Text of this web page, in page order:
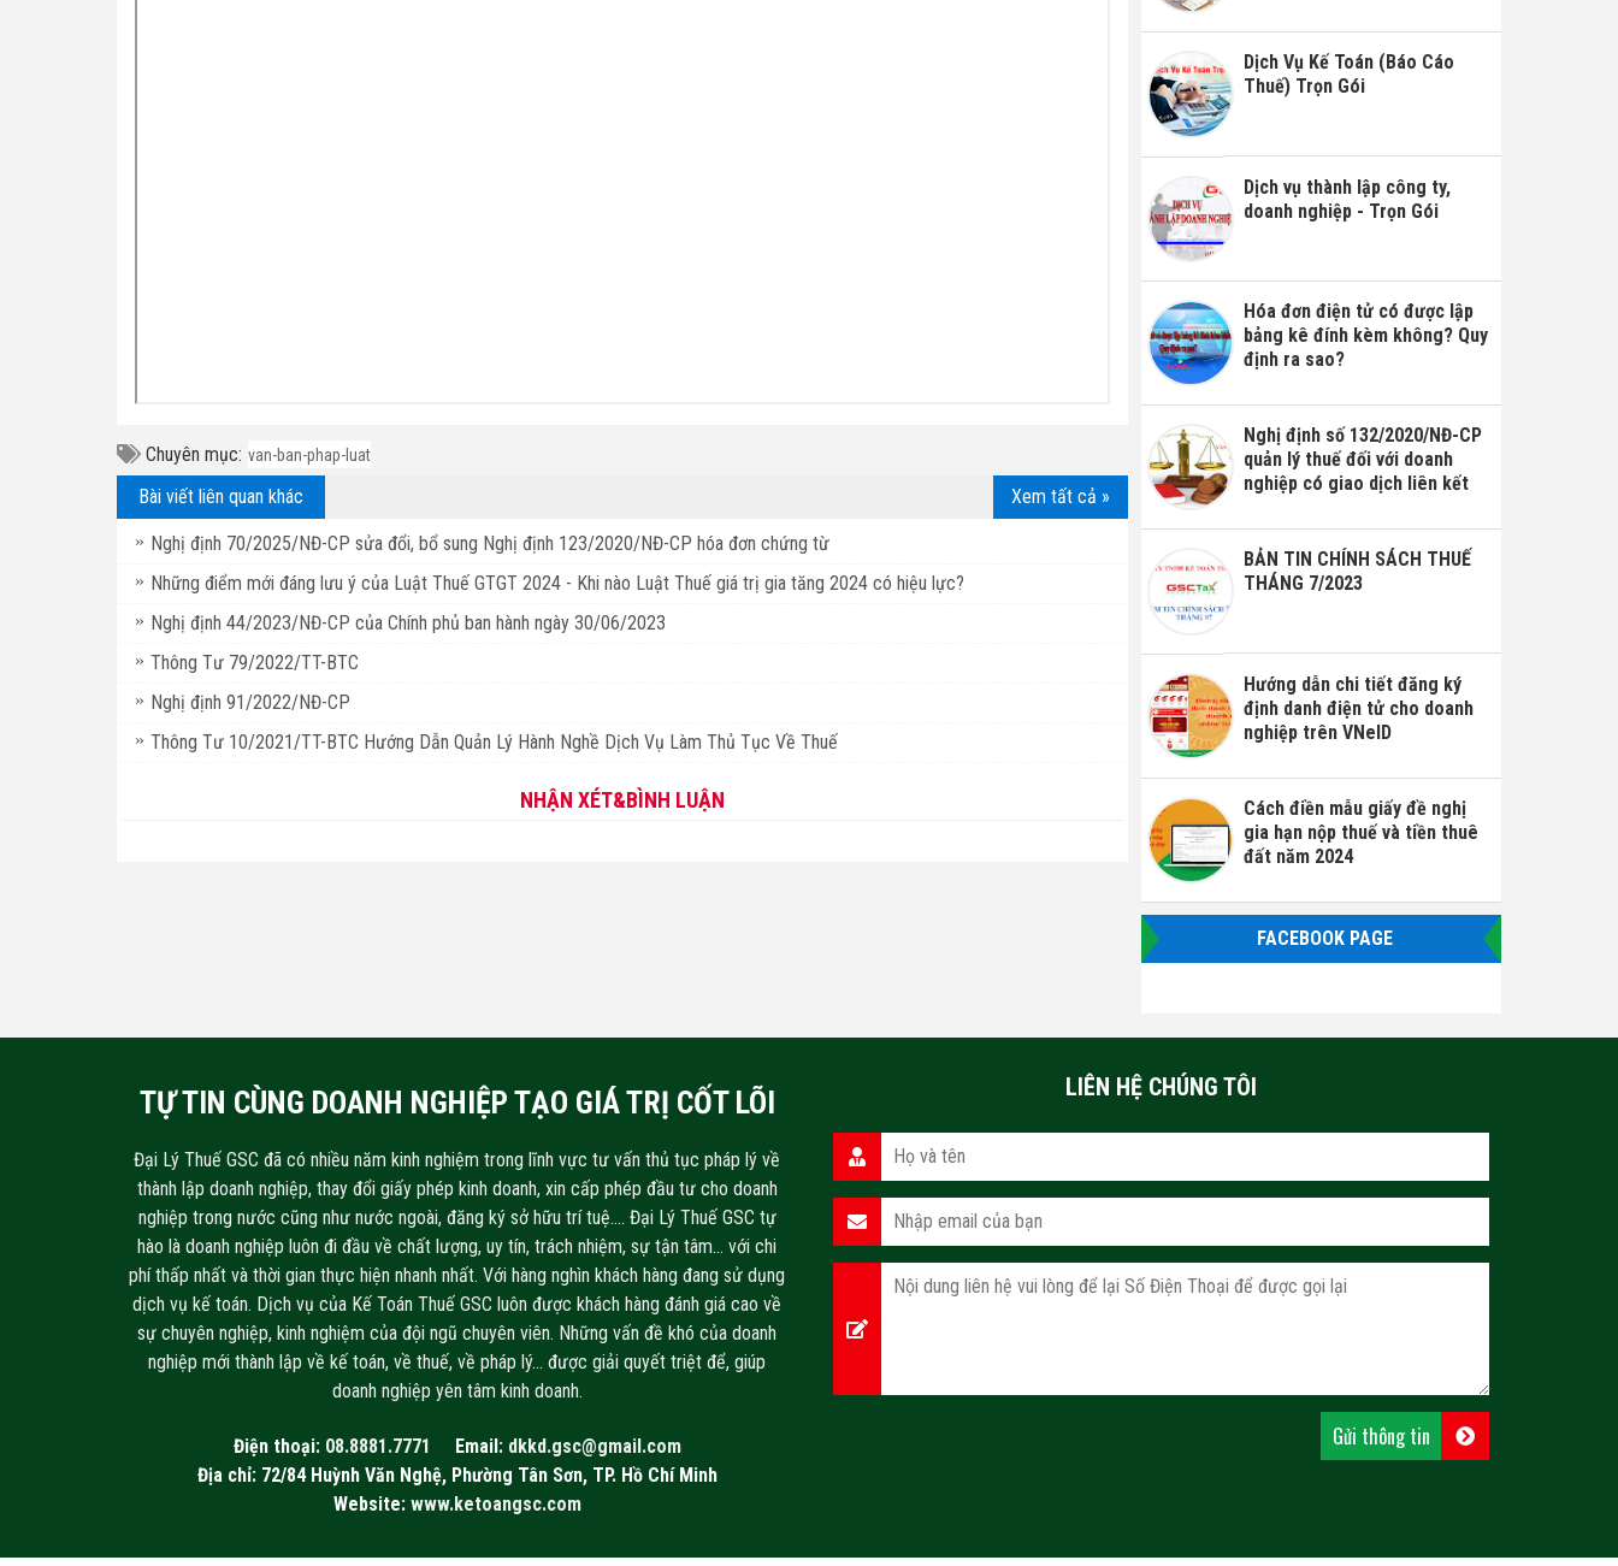
Chuyên mục: van-ban-phap-luat
Xem tất cả »
Bài viết liên quan khác
Nghị định 70/2025/NĐ-CP sửa đổi, bổ sung Nghị định 123/2020/NĐ-CP hóa đơn chứng từ
Những điểm mới đáng lưu ý của Luật Thuế GTGT 2024 - Khi nào Luật Thuế giá trị gia tăng 2024 có hiệu lực?
Nghị định 44/2023/NĐ-CP của Chính phủ ban hành ngày 30/06/2023
Thông Tư 79/2022/TT-BTC
Nghị định 91/2022/NĐ-CP
Thông Tư 10/2021/TT-BTC Hướng Dẫn Quản Lý Hành Nghề Dịch Vụ Làm Thủ Tục Về Thuế
NHẬN XÉT&BÌNH LUẬN
Dịch Vụ Kế Toán (Báo Cáo
Thuế) Trọn Gói
Dịch vụ thành lập công ty,
doanh nghiệp - Trọn Gói
Hóa đơn điện tử có được lập
bảng kê đính kèm không? Quy
định ra sao?
Nghị định số 132/2020/NĐ-CP
quản lý thuế đối với doanh
nghiệp có giao dịch liên kết
BẢN TIN CHÍNH SÁCH THUẾ
THÁNG 7/2023
Hướng dẫn chi tiết đăng ký
định danh điện tử cho doanh
nghiệp trên VNeID
Cách điền mẫu giấy đề nghị
gia hạn nộp thuế và tiền thuê
đất năm 2024
FACEBOOK PAGE
TỰ TIN CÙNG DOANH NGHIỆP TẠO GIÁ TRỊ CỐT LÕI
Đại Lý Thuế GSC đã có nhiều năm kinh nghiệm trong lĩnh vực tư vấn thủ tục pháp lý về
thành lập doanh nghiệp, thay đổi giấy phép kinh doanh, xin cấp phép đầu tư cho doanh
nghiệp trong nước cũng như nước ngoài, đăng ký sở hữu trí tuệ…. Đại Lý Thuế GSC tự
hào là doanh nghiệp luôn đi đầu về chất lượng, uy tín, trách nhiệm, sự tận tâm… với chi
phí thấp nhất và thời gian thực hiện nhanh nhất. Với hàng nghìn khách hàng đang sử dụng
dịch vụ kế toán. Dịch vụ của Kế Toán Thuế GSC luôn được khách hàng đánh giá cao về
sự chuyên nghiệp, kinh nghiệm của đội ngũ chuyên viên. Những vấn đề khó của doanh
nghiệp mới thành lập về kế toán, về thuế, về pháp lý… được giải quyết triệt để, giúp
doanh nghiệp yên tâm kinh doanh.
Điện thoại: 08.8881.7771 Email: dkkd.gsc@gmail.com
Địa chỉ: 72/84 Huỳnh Văn Nghệ, Phường Tân Sơn, TP. Hồ Chí Minh
Website: www.ketoangsc.com
LIÊN HỆ CHÚNG TÔI